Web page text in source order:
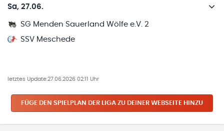
Sa, 27.06.
SG Menden Sauerland Wölfe e.V. 2
SSV Meschede
letztes Update:27.06.2026 02:11 Uhr
FÜGE DEN SPIELPLAN DER LIGA ZU DEINER WEBSEITE HINZU